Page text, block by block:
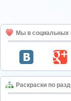
Мы в социальных
Раскраски по